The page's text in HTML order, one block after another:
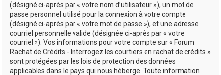
(désigné ci-après par « votre nom d’utilisateur »), un mot de
passe personnel utilisé pour la connexion à votre compte
(désigné ci-après par « votre mot de passe »), et une adresse
courriel personnelle valide (désignée ci-après par « votre
courriel »). Vos informations pour votre compte sur « Forum
Rachat de Crédits - Interrogez les courtiers en rachat de crédits »
sont protégées par les lois de protection des données
applicables dans le pays qui nous héberge. Toute information